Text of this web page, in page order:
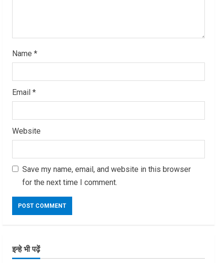
Name *
Email *
Website
Save my name, email, and website in this browser
for the next time I comment.
इन्हे भी पढ़ें